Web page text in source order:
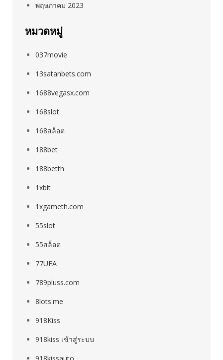
พฤษภาคม 2023
หมวดหมู่
037movie
13satanbets.com
1688vegasx.com
168slot
168สล็อต
188bet
188betth
1xbit
1xgameth.com
55slot
55สล็อต
77UFA
789pluss.com
8lots.me
918Kiss
918kiss เข้าสู่ระบบ